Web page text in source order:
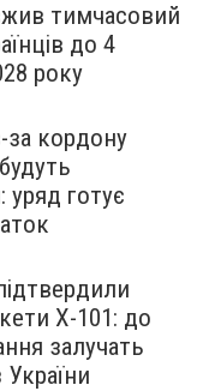
тимчасовий
до 4
року
кордону
готує
Х-101: до
залучать
України